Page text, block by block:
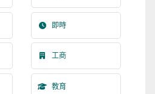
即時
工商
教育